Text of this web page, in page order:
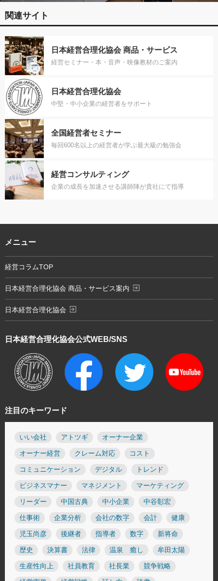
関連サイト
日本経営合理化協会 商品・サービス
経営セミナー・本・音声・映像教材のご案内
日本経営合理化協会
中堅・中小企業の経営者をサポート
全国経営者セミナー
毎回600名以上の経営者が学ぶ最大級の勉強会
経営コンサルティング
企業の成長を加速させる講師陣が貴社にて指導
注目のキーワード
いい会社 アトツギ オーナー企業
オーナー経営 クレーム対応 コスト
コミュニケーション デジタル トレンド
ビジネスマナー マネジメント マーケティング
リーダー 中国古典 中小企業 中谷彰宏
仕事術 企業分析 会社の数字 会計 健康
児玉尚彦 後継者 指導者 数字 新将命
歴史 決算書 法律 温泉 癒し 牟田太陽
生産性向上 社員教育 社長業 競争戦略
日本経営合理化協会公式WEB/SNS
メニュー
経営コラムTOP
日本経営合理化協会 商品・サービス案内 exit_to_app
日本経営合理化協会 exit_to_app